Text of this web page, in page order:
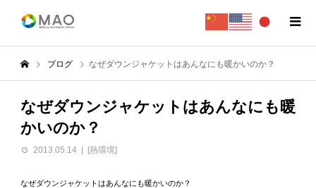
ブログ なぜダウンジャケットはあんなにも暖かいのか？
なぜダウンジャケットはあんなにも暖
かいのか？
2013.05.14 [熱環境]
なぜダウンジャケットはあんなにも暖かいのか？